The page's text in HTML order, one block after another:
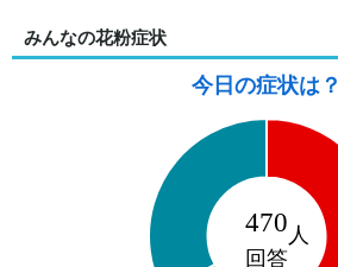
みんなの花粉症状
今日の症状は？